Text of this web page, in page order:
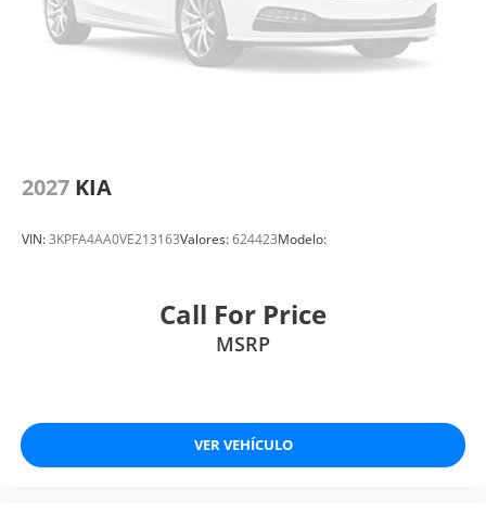
2027 KIA
VIN:3KPFA4AA0VE213163Valores:624423Modelo:
Call For Price
MSRP
VER VEHÍCULO